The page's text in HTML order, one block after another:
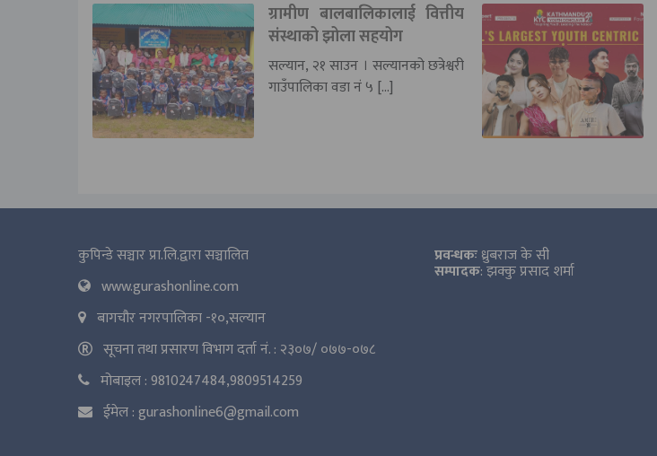
ग्रामीण बालबालिकालाई वित्तीय
संस्थाको झोला सहयोग
सल्यान, २१ साउन । सल्यानको छत्रेश्वरी
गाउँपालिका वडा नं ५ […]
कुपिन्डे सञ्चार प्रा.लि.द्वारा सञ्चालित
www.gurashonline.com
बागचौर नगरपालिका -१०,सल्यान
सूचना तथा प्रसारण विभाग दर्ता नं. : २३०७/ ०७७-०७८
मोबाइल : 9810247484,9809514259
ईमेल : gurashonline6@gmail.com
प्रवन्धकःध्रुबराज के सी
सम्पादक: झक्कु प्रसाद शर्मा